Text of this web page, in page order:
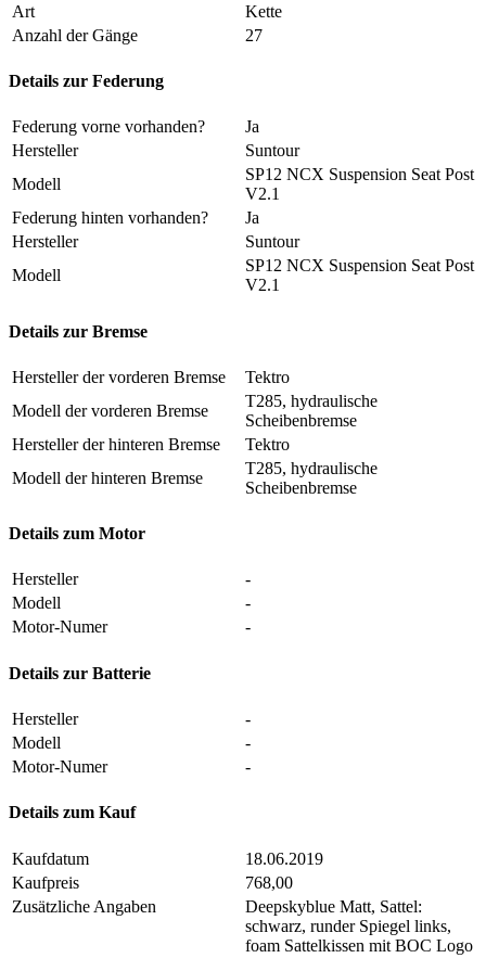
Art
Kette
Anzahl der Gänge
27
Details zur Federung
Federung vorne vorhanden?
Ja
Hersteller
Suntour
Modell
SP12 NCX Suspension Seat Post
V2.1
Federung hinten vorhanden?
Ja
Hersteller
Suntour
Modell
SP12 NCX Suspension Seat Post
V2.1
Details zur Bremse
Hersteller der vorderen Bremse
Tektro
Modell der vorderen Bremse
T285, hydraulische
Scheibenbremse
Hersteller der hinteren Bremse
Tektro
Modell der hinteren Bremse
T285, hydraulische
Scheibenbremse
Details zum Motor
Hersteller
-
Modell
-
Motor-Numer
-
Details zur Batterie
Hersteller
-
Modell
-
Motor-Numer
-
Details zum Kauf
Kaufdatum
18.06.2019
Kaufpreis
768,00
Zusätzliche Angaben
Deepskyblue Matt, Sattel:
schwarz, runder Spiegel links,
foam Sattelkissen mit BOC Logo